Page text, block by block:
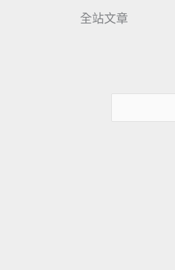
全站文章